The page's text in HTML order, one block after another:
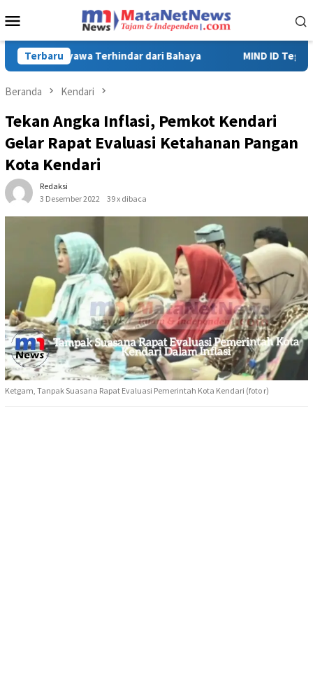
ke
Mobile
Terbaru
MIND ID Tegaskan Dukungan Penuh Bagi PT Vale di
Beranda Kendari
Tekan Angka Inflasi, Pemkot Kendari
Gelar Rapat Evaluasi Ketahanan Pangan
Kota Kendari
Redaksi
3 Desember 2022
39 x dibaca
Ketgam, Tanpak Suasana Rapat Evaluasi Pemerintah Kota Kendari (foto r)